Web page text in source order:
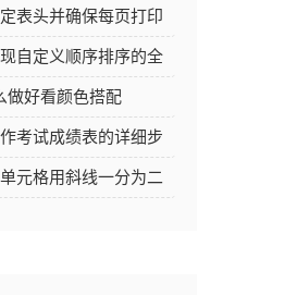
表头并确保每页打印
方法详解
自定义顺序排序的全
做好看颜色搭配
考试成绩表的详细步
元格用斜线一分为二